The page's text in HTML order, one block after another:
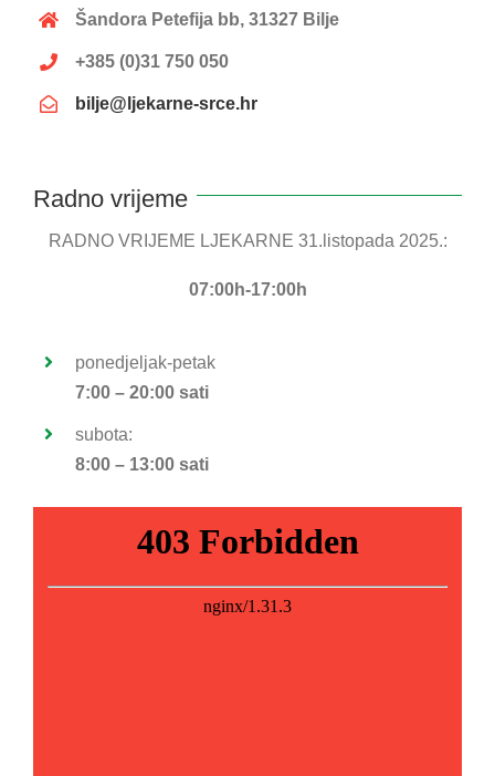
Šandora Petefija bb, 31327 Bilje
+385 (0)31 750 050
bilje@ljekarne-srce.hr
Radno vrijeme
RADNO VRIJEME LJEKARNE 31.listopada 2025.:
07:00h-17:00h
ponedjeljak-petak
7:00 – 20:00 sati
subota:
8:00 – 13:00 sati